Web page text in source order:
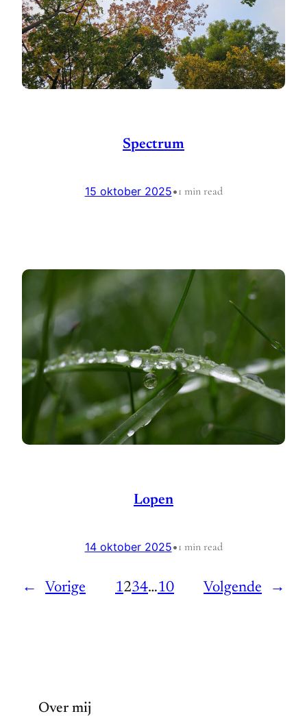
Spectrum
15 oktober 2025•1 min read
Lopen
14 oktober 2025•1 min read
← Vorige 1234…10 Volgende →
Over mij